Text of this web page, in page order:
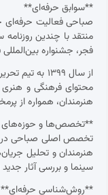
**سوابق حرفه‌ای**
منتقد با چندین
فجر، جشنواره
از سال ۱۳۹۹
محتوای فرهنگی و هنری
هنرمندان، همواره از
**تخصص‌ها و حوزه‌های
تخصص اصلی صباحی در
هنرمندان و تحلیل
سینما و بررسی آثار
**روش‌شناسی حرفه‌ای**